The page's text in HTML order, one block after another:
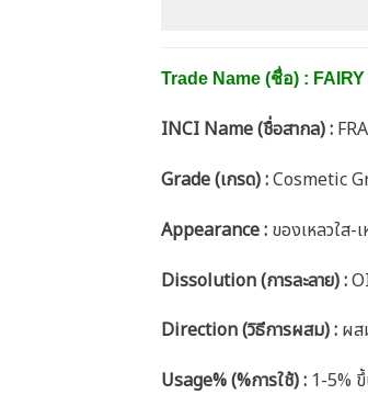
Trade Name (ชื่อ) :
INCI Name (ชื่อสากล) :
Grade (เกรด) :Cosmetic
Appearance : ของเหลวใส-
Dissolution (การละลาย) :
Direction (วิธีการผสม) : ผส
Usage% (%การใช้) : 1-5%